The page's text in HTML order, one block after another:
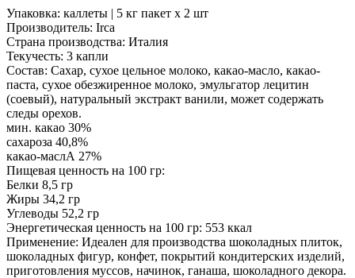
Упаковка: каллеты | 5 кг пакет x 2 шт
Производитель: Irca
Страна производства: Италия
Текучесть: 3 капли
Состав: Сахар, сухое цельное молоко, какао-масло, какао-
паста, сухое обезжиренное молоко, эмульгатор лецитин
(соевый), натуральный экстракт ванили, может содержать
следы орехов.
мин. какао 30%
сахароза 40,8%
какао-маслА 27%
Пищевая ценность на 100 гр:
Белки 8,5 гр
Жиры 34,2 гр
Углеводы 52,2 гр
Энергетическая ценность на 100 гр: 553 ккал
Применение: Идеален для производства шоколадных плиток,
шоколадных фигур, конфет, покрытий кондитерских изделий,
приготовления муссов, начинок, ганаша, шоколадного декора.